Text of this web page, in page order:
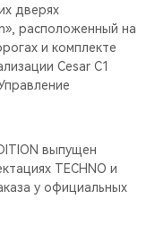
дверях
расположенный на
и комплекте
Cesar C1
выпущен
TECHNO и
у официальных